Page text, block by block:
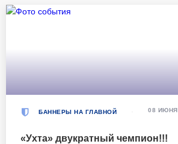
БАННЕРЫ НА ГЛАВНОЙ
«Ухта» двукратный чемпион!!!
08 ИЮНЯ